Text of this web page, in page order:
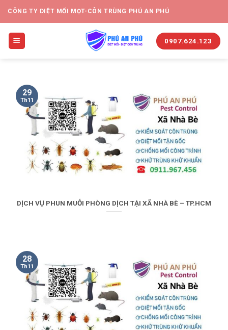
CÔNG TY DIỆT MỐI MỌT-CÔN TRÙNG PHÚ AN PHÚ
0907.624.123
DỊCH VỤ PHUN MUỖI PHÒNG DỊCH TẠI XÃ NHÀ BÈ – TP.HCM
29
Th11
28
Th11